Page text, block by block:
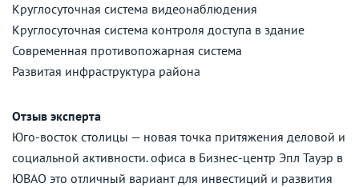
Круглосуточная система видеонаблюдения
Круглосуточная система контроля доступа в здание
Современная противопожарная система
Развитая инфраструктура района
Отзыв эксперта
Юго-восток столицы — новая точка притяжения деловой и
социальной активности. офиса в Бизнес-центр Эпл Тауэр в
ЮВАО это отличный вариант для инвестиций и развития